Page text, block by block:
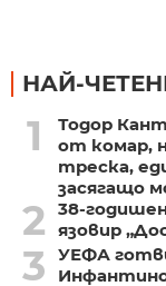
НАЙ-
1
Тодор
от комар,
треска,
засягащо
2
38-
язовир
3
УЕФА